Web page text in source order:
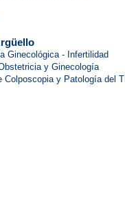
Ginecológica - Infertilidad
y Ginecología
Colposcopia y Patología del